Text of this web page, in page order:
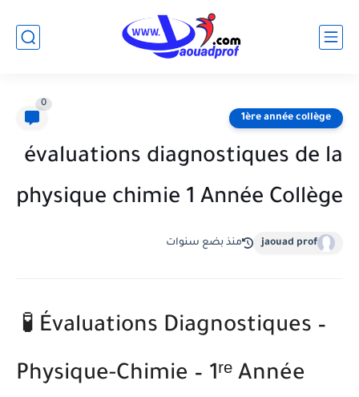
1ère année collège
0
évaluations diagnostiques de la
physique chimie 1 Année Collège
jaouad prof منذ بضع سنوات
🧪 Évaluations Diagnostiques –
Physique-Chimie – 1ʳᵉ Année